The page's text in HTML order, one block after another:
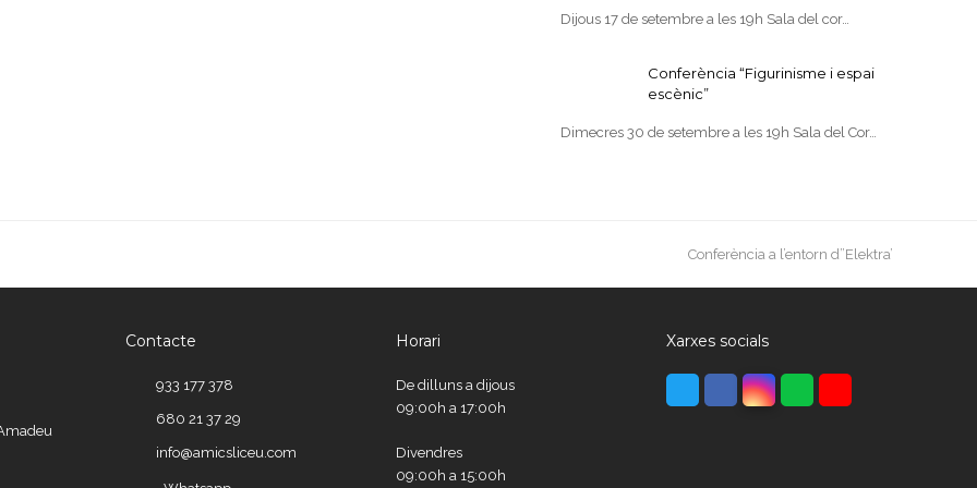
Dijous 17 de setembre a les 19h Sala del cor…
Conferència “Figurinisme i espai
escènic”
Dimecres 30 de setembre a les 19h Sala del Cor…
next
Conferència a l’entorn d”Elektra’
Contacte
933 177 378
680 21 37 29
info@amicsliceu.com
Horari
De dilluns a dijous
09:00h a 17:00h
Divendres
09:00h a 15:00h
Xarxes socials
TwitterFacebook
Instagram